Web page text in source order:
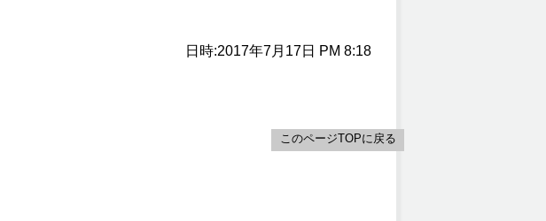
日時:2017年7月17日 PM 8:18
このページTOPに戻る